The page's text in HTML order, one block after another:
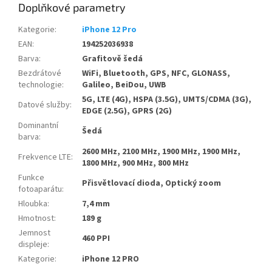
Doplňkové parametry
Kategorie:
iPhone 12 Pro
EAN:
194252036938
Barva:
Grafitově šedá
Bezdrátové
technologie:
WiFi, Bluetooth, GPS, NFC, GLONASS,
Galileo, BeiDou, UWB
Datové služby:
5G, LTE (4G), HSPA (3.5G), UMTS/CDMA (3G),
EDGE (2.5G), GPRS (2G)
Dominantní
barva: Šedá
Frekvence LTE:
2600 MHz, 2100 MHz, 1900 MHz, 1900 MHz,
1800 MHz, 900 MHz, 800 MHz
Funkce
fotoaparátu:
Přisvětlovací dioda, Optický zoom
Hloubka:
7,4 mm
Hmotnost:
189 g
Jemnost
displeje:
460 PPI
Kategorie:
iPhone 12 PRO